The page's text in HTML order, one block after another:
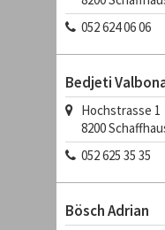
052 624 06 06
Bedjeti
Hochstrasse 1
8200
052 625 35 35
Bösch Adrian